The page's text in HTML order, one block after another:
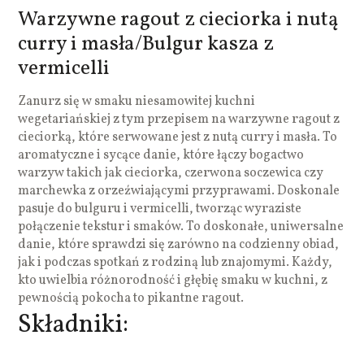
Warzywne ragout z cieciorka i nutą
curry i masła/Bulgur kasza z
vermicelli
Zanurz się w smaku niesamowitej kuchni
wegetariańskiej z tym przepisem na warzywne ragout z
cieciorką, które serwowane jest z nutą curry i masła. To
aromatyczne i sycące danie, które łączy bogactwo
warzyw takich jak cieciorka, czerwona soczewica czy
marchewka z orzeźwiającymi przyprawami. Doskonale
pasuje do bulguru i vermicelli, tworząc wyraziste
połączenie tekstur i smaków. To doskonałe, uniwersalne
danie, które sprawdzi się zarówno na codzienny obiad,
jak i podczas spotkań z rodziną lub znajomymi. Każdy,
kto uwielbia różnorodność i głębię smaku w kuchni, z
pewnością pokocha to pikantne ragout.
Składniki: